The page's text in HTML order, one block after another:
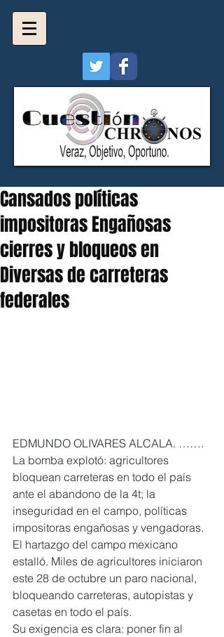
Cansados políticas
impositoras Engañosas
cierres y bloqueos en
Diversas de carreteras
federales
EDMUNDO OLIVARES ALCALA. …….
La bomba explotó: agricultores
bloquean carreteras en todo el país
ante el abandono de la 4t; la
inseguridad en el campo, políticas
impositoras engañosas y vengadoras.
El hartazgo del campo mexicano
estalló. Miles de agricultores iniciaron
este 28 de octubre un paro nacional,
bloqueando carreteras, autopistas y
casetas en todo el país.
Su exigencia es clara: poner fin al